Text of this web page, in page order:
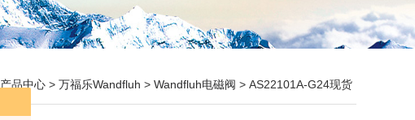
产品中心 > 万福乐Wandfluh > Wandfluh电磁阀 > AS22101A-G24现货